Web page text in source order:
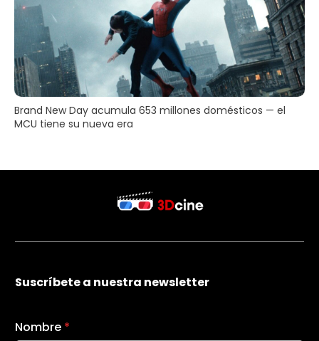
Brand New Day acumula 653 millones domésticos — el
MCU tiene su nueva era
Suscríbete a nuestra newsletter
Nombre *